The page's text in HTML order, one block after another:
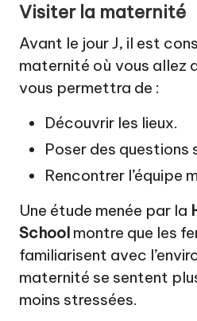
Visiter la maternité
Avant le jour J, il est
maternité où vous allez
vous permettra de :
Découvrir les lieux.
Poser des questions
Rencontrer l’équipe
Une étude menée par la
School montre que les
familiarisent avec
maternité se sentent
moins stressées.